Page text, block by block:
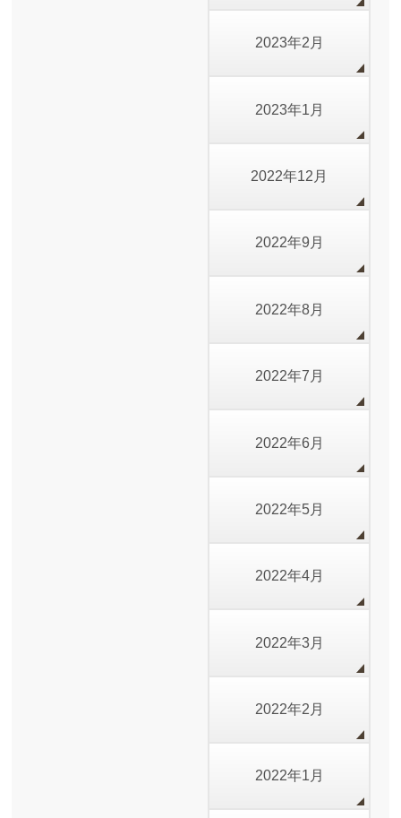
2023年2月
2023年1月
2022年12月
2022年9月
2022年8月
2022年7月
2022年6月
2022年5月
2022年4月
2022年3月
2022年2月
2022年1月